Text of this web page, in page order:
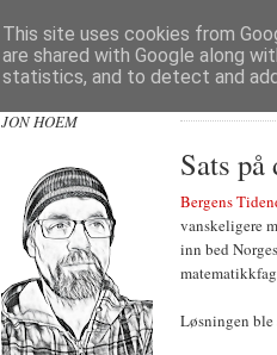
JON HOEM
Sats
Bergens
vanskeligere
inn bed
Løsningen
This site uses cookies from
are shared with Google along
statistics, and to detect and